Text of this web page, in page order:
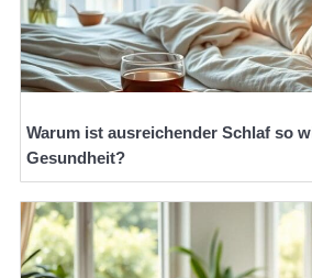
Warum ist ausreichender Schlaf so
Gesundheit?